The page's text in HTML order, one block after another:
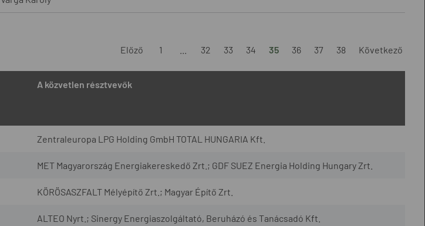
Előző 1 32 33 34 35 36 37 38 Következő
A közvetlen résztvevők
Zentraleuropa LPG Holding GmbH TOTAL HUNGARIA Kft.
MET Magyarország Energiakereskedő Zrt.; GDF SUEZ Energia Holding Hungary Zrt.
KÖRÖSASZFALT Mélyépítő Zrt.; Magyar Építő Zrt.
ALTEO Nyrt.; Sinergy Energiaszolgáltató, Beruházó és Tanácsadó Kft.